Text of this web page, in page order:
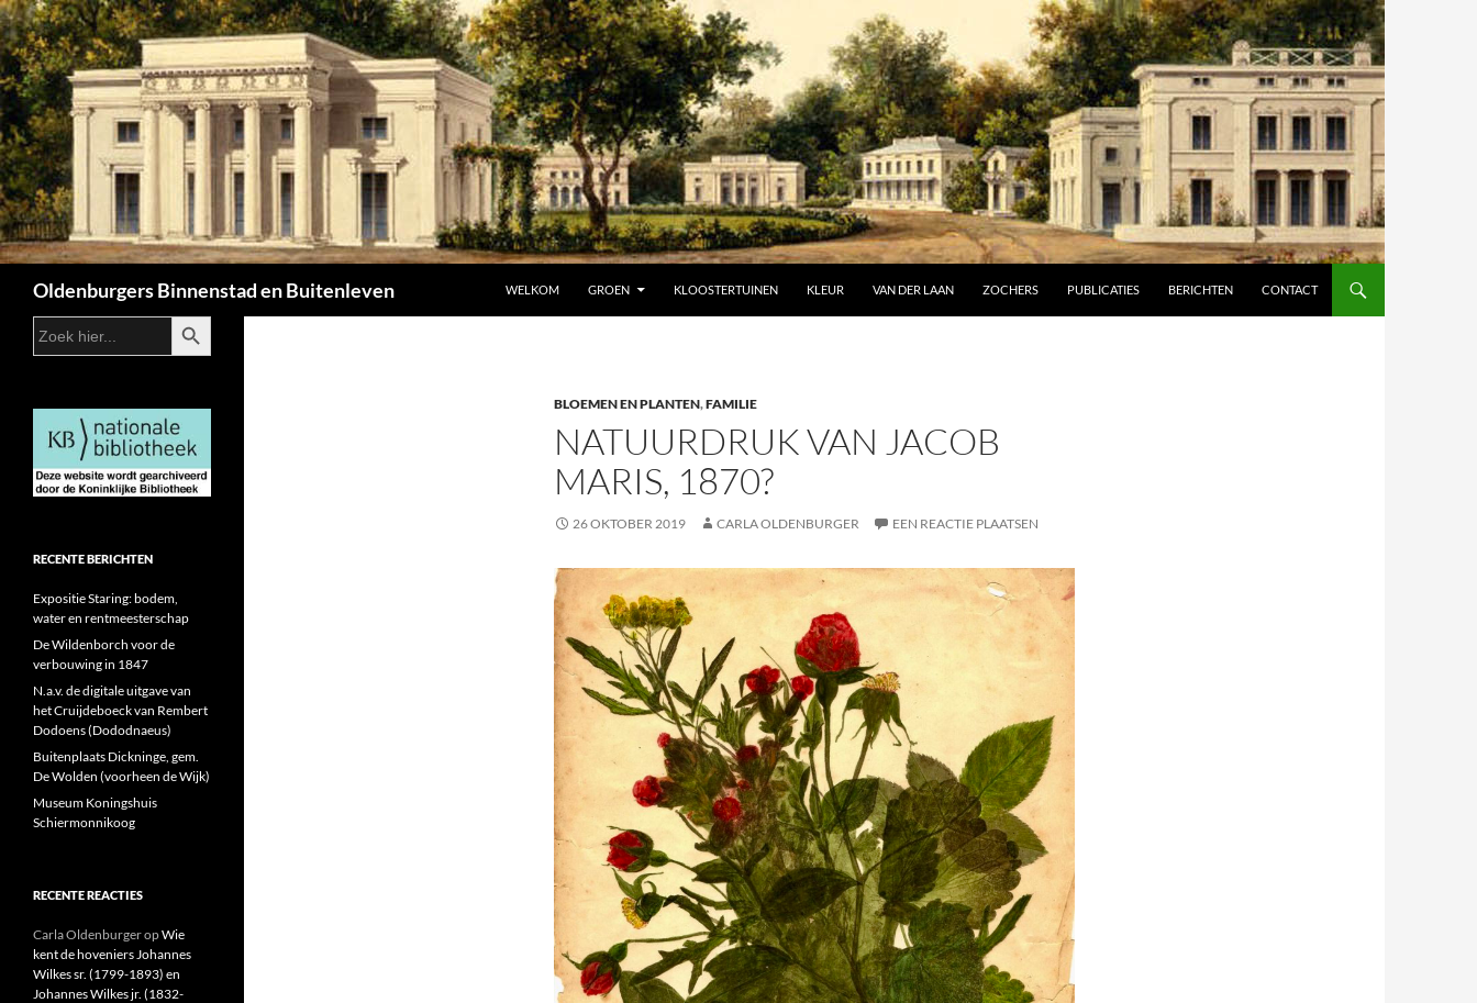
Oldenburgers Binnenstad en Buitenleven
WELKOM
GROEN KLOOSTERTUINEN KLEUR VAN DER LAAN ZOCHERS PUBLICATIES BERICHTEN CONTACT
BLOEMEN EN PLANTEN,FAMILIE
NATUURDRUK VAN JACOB
MARIS, 1870?
26 OKTOBER 2019 CARLA OLDENBURGER EEN REACTIE PLAATSEN
Zoek
naar:
ZOEKKNOP
RECENTE BERICHTEN
Expositie Staring: bodem,
water en rentmeesterschap
De Wildenborch voor de
verbouwing in 1847
N.a.v. de digitale uitgave van
het Cruijdeboeck van Rembert
Dodoens (Dododnaeus)
Buitenplaats Dickninge, gem.
De Wolden (voorheen de Wijk)
Museum Koningshuis
Schiermonnikoog
RECENTE REACTIES
Carla OldenburgeropWie
kent de hoveniers Johannes
Wilkes sr. (1799-1893) en
Johannes Wilkes jr. (1832-